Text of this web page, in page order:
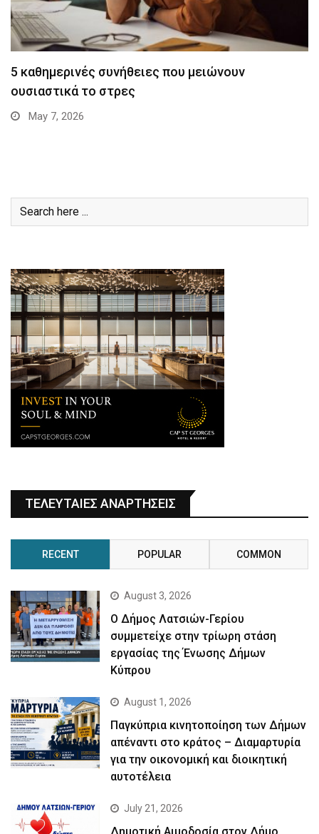
5 καθημερινές συνήθειες που μειώνουν
ουσιαστικά το στρες
May 7, 2026
ΤΕΛΕΥΤΑΙΕΣ ΑΝΑΡΤΗΣΕΙΣ
RECENT POPULAR COMMON
August 3, 2026
Ο Δήμος Λατσιών-Γερίου
συμμετείχε στην τρίωρη στάση
εργασίας της Ένωσης Δήμων
Κύπρου
August 1, 2026
Παγκύπρια κινητοποίηση των Δήμων
απέναντι στο κράτος – Διαμαρτυρία
για την οικονομική και διοικητική
αυτοτέλεια
July 21, 2026
Δημοτική Αιμοδοσία στον Δήμο